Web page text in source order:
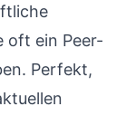
oft ein Peer-
Perfekt,